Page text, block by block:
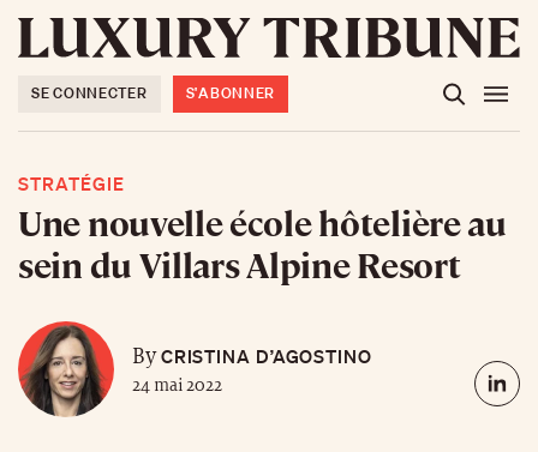
SE CONNECTER S'ABONNER
STRATÉGIE
Une nouvelle école hôtelière au
sein du Villars Alpine Resort
ByCRISTINA D’AGOSTINO
24 mai 2022